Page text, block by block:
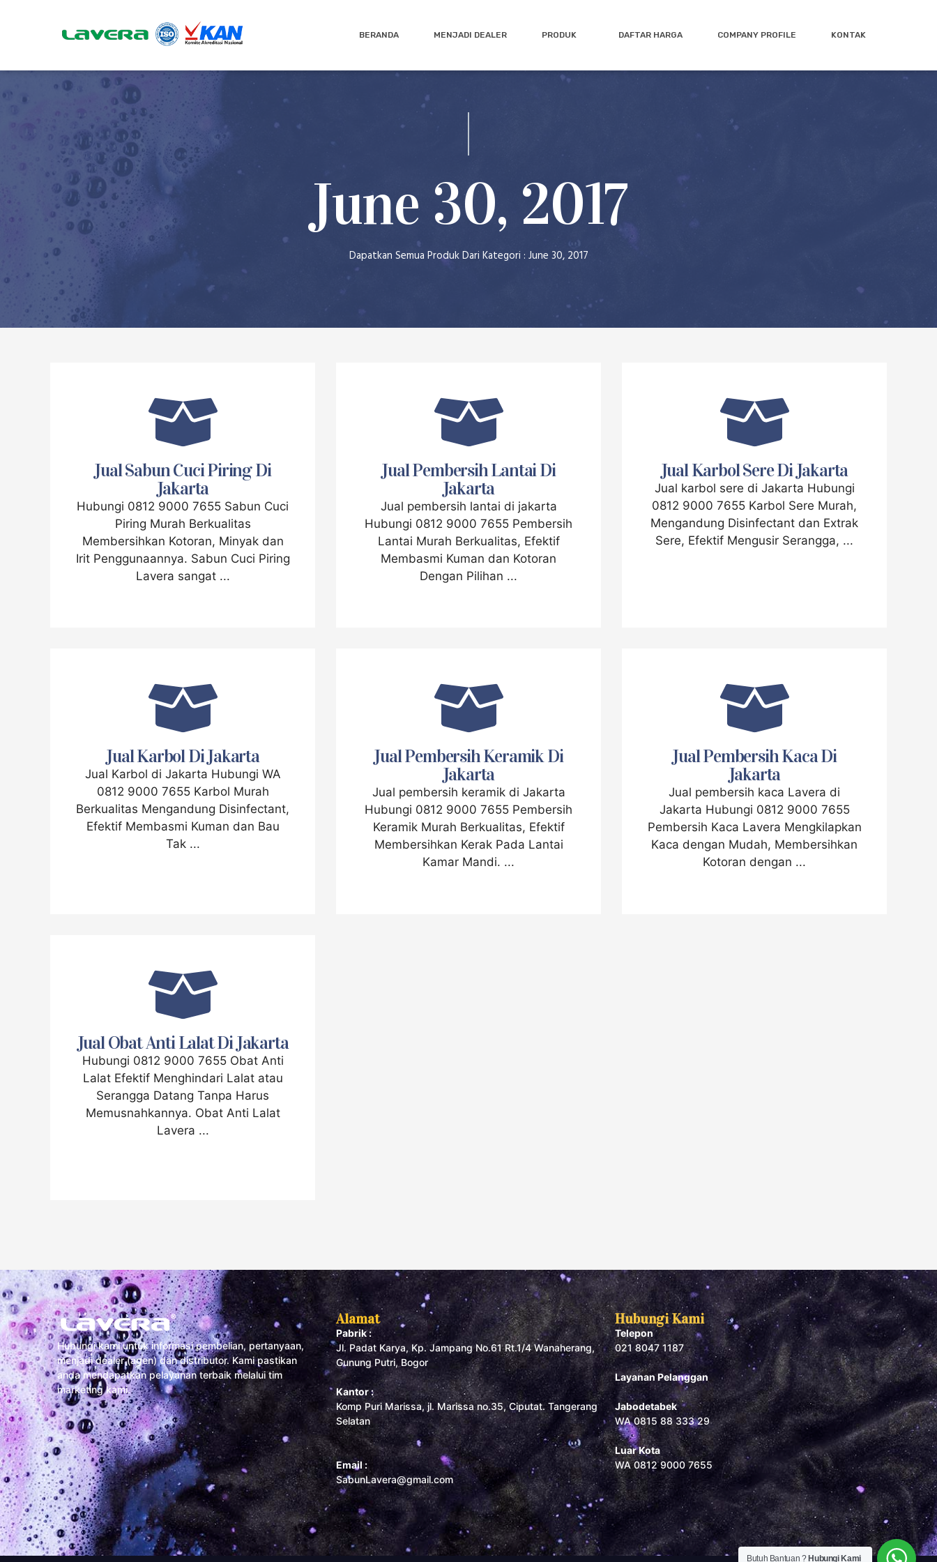
BERANDA MENJADI DEALER PRODUK DAFTAR HARGA COMPANY PROFILE KONTAK
June 30, 2017
Dapatkan Semua Produk Dari Kategori : June 30, 2017
Jual Sabun Cuci Piring Di
Jakarta
Hubungi 0812 9000 7655 Sabun Cuci
Piring Murah Berkualitas
Membersihkan Kotoran, Minyak dan
Irit Penggunaannya. Sabun Cuci Piring
Lavera sangat ...
Jual Pembersih Lantai Di
Jakarta
Jual pembersih lantai di jakarta
Hubungi 0812 9000 7655 Pembersih
Lantai Murah Berkualitas, Efektif
Membasmi Kuman dan Kotoran
Dengan Pilihan ...
Jual Karbol Sere Di Jakarta
Jual karbol sere di Jakarta Hubungi
0812 9000 7655 Karbol Sere Murah,
Mengandung Disinfectant dan Extrak
Sere, Efektif Mengusir Serangga, ...
Jual Karbol Di Jakarta
Jual Karbol di Jakarta Hubungi WA
0812 9000 7655 Karbol Murah
Berkualitas Mengandung Disinfectant,
Efektif Membasmi Kuman dan Bau
Tak ...
Jual Pembersih Keramik Di
Jakarta
Jual pembersih keramik di Jakarta
Hubungi 0812 9000 7655 Pembersih
Keramik Murah Berkualitas, Efektif
Membersihkan Kerak Pada Lantai
Kamar Mandi. ...
Jual Pembersih Kaca Di
Jakarta
Jual pembersih kaca Lavera di
Jakarta Hubungi 0812 9000 7655
Pembersih Kaca Lavera Mengkilapkan
Kaca dengan Mudah, Membersihkan
Kotoran dengan ...
Jual Obat Anti Lalat Di Jakarta
Hubungi 0812 9000 7655 Obat Anti
Lalat Efektif Menghindari Lalat atau
Serangga Datang Tanpa Harus
Memusnahkannya. Obat Anti Lalat
Lavera ...
Hubungi kami untuk informasi pembelian, pertanyaan,
menjadi dealer (agen) dan distributor. Kami pastikan
anda mendapatkan pelayanan terbaik melalui tim
marketing kami.
Alamat
Pabrik :
Jl. Padat Karya, Kp. Jampang No.61 Rt.1/4 Wanaherang,
Gunung Putri, Bogor
Kantor :
Komp Puri Marissa, jl. Marissa no.35, Ciputat. Tangerang
Selatan
Email :
SabunLavera@gmail.com
Hubungi Kami
Telepon
021 8047 1187
Layanan Pelanggan
Jabodetabek
WA 0815 88 333 29
Luar Kota
WA 0812 9000 7655
Butuh Bantuan ? Hubungi Kami